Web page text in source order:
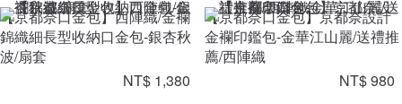
【京都奈口金包】西陣織/金襴
錦織細長型收納口金包-銀杏秋
波/扇套
NT$ 1,380
【京都奈口金包】京都奈設計
金襴印鑑包-金華江山麗/送禮推
薦/西陣織
NT$ 980